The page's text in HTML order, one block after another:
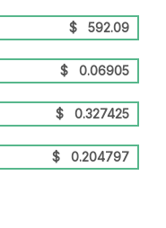
$ 592.09
$ 0.06905
$ 0.327425
$ 0.204797